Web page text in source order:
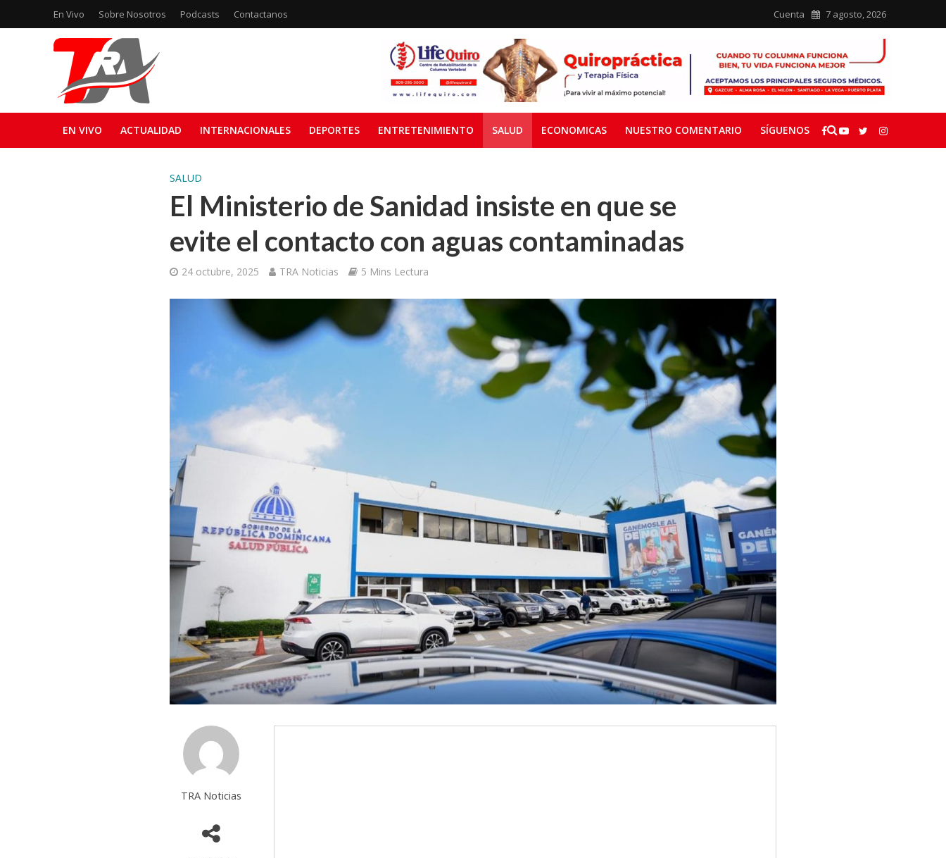
En Vivo Sobre Nosotros Podcasts Contactanos Cuenta 7 agosto, 2026
EN VIVO ACTUALIDAD INTERNACIONALES DEPORTES ENTRETENIMIENTO SALUD ECONOMICAS NUESTRO COMENTARIO SÍGUENOS
SALUD
El Ministerio de Sanidad insiste en que se
evite el contacto con aguas contaminadas
24 octubre, 2025 TRA Noticias 5 Mins Lectura
TRA Noticias